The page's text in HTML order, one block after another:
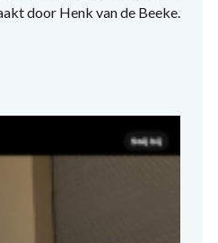
door Henk van de Beeke.